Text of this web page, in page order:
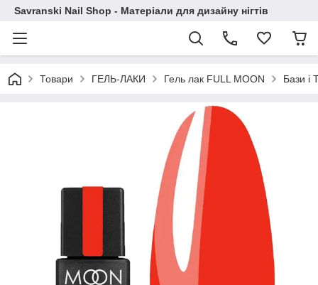
Savranski Nail Shop - Матеріали для дизайну нігтів
Товари ГЕЛЬ-ЛАКИ Гель лак FULL MOON Бази і